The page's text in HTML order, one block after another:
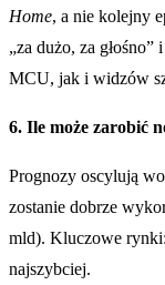
Home, a nie kolejny
„za dużo, za
MCU, jak i widzów
6. Ile może zarobić
Prognozy oscylują
zostanie dobrze
mld). Kluczowe
najszybciej.